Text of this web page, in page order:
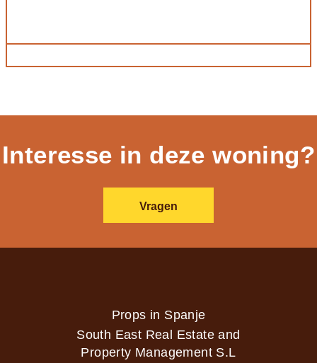
Interesse in deze woning?
Vragen
Props in Spanje
South East Real Estate and
Property Management S.L